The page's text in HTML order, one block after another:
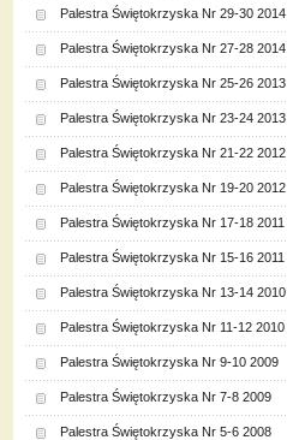
Palestra Świętokrzyska Nr 29-30 2014
Palestra Świętokrzyska Nr 27-28 2014
Palestra Świętokrzyska Nr 25-26 2013
Palestra Świętokrzyska Nr 23-24 2013
Palestra Świętokrzyska Nr 21-22 2012
Palestra Świętokrzyska Nr 19-20 2012
Palestra Świętokrzyska Nr 17-18 2011
Palestra Świętokrzyska Nr 15-16 2011
Palestra Świętokrzyska Nr 13-14 2010
Palestra Świętokrzyska Nr 11-12 2010
Palestra Świętokrzyska Nr 9-10 2009
Palestra Świętokrzyska Nr 7-8 2009
Palestra Świętokrzyska Nr 5-6 2008